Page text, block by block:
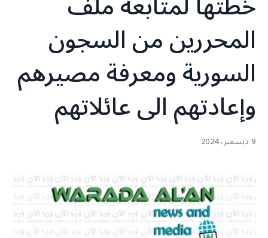
المحررين من السجون
السورية ومعرفة مصيرهم
وإعادتهم الى عائلاتهم
9 ديسمبر، 2024